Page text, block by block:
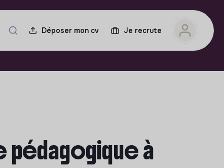
Déposer mon cv Je recrute
pédagogique à